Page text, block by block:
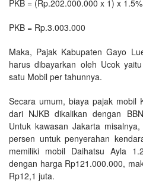
PKB = (Rp.202.000.000 x 1) x 1.5%
PKB = Rp.3.003.000
Maka, Pajak Kabupaten Gayo
harus dibayarkan oleh Ucok
satu Mobil per tahunnya.
Secara umum, biaya pajak mobil
dari NJKB dikalikan dengan
Untuk kawasan Jakarta
persen untuk penyerahan
memiliki mobil Daihatsu Ayla
dengan harga Rp121.000.000,
Rp12,1 juta.